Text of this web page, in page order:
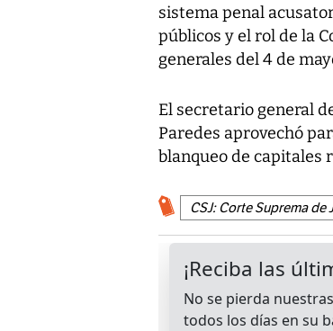
sistema penal
públicos y el rol de la
generales del 4 de
El secretario general
Paredes aprovechó
blanqueo de capitales
CSJ: Corte Suprema de